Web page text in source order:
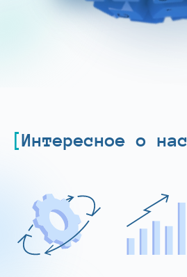
Интересное о нас